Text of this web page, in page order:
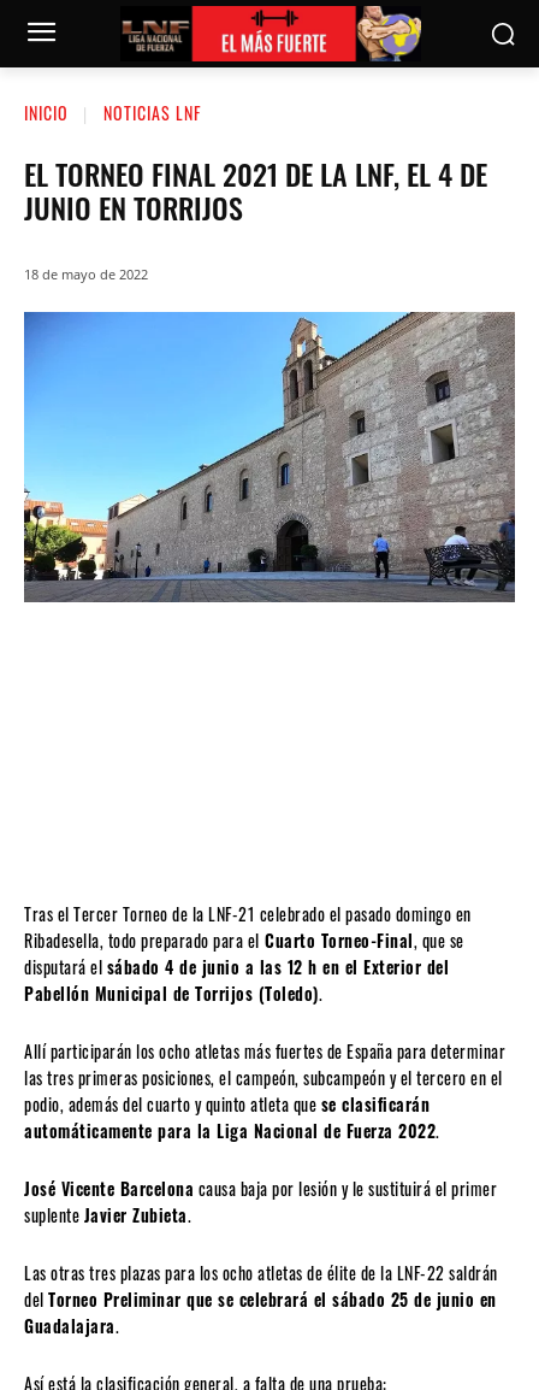
INICIO NOTICIAS LNF
EL TORNEO FINAL 2021 DE LA LNF, EL 4 DE
JUNIO EN TORRIJOS
18 de mayo de 2022
Tras el Tercer Torneo de la LNF-21 celebrado el pasado domingo en
Ribadesella, todo preparado para el Cuarto Torneo-Final, que se
disputará elsábado 4 de junio a las 12 h en el Exterior del
Pabellón Municipal de Torrijos (Toledo).
Allí participarán los ocho atletas más fuertes de España para determinar
las tres primeras posiciones, el campeón, subcampeón y el tercero en el
podio, además del cuarto y quinto atleta quese clasificarán
automáticamente para la Liga Nacional de Fuerza 2022.
José Vicente Barcelona causa baja por lesión y le sustituirá el primer
suplenteJavier Zubieta.
Las otras tres plazas para los ocho atletas de élite de la LNF-22 saldrán
delTorneo Preliminar que se celebrará el sábado 25 de junio en
Guadalajara.
Así está la clasificación general, a falta de una prueba: